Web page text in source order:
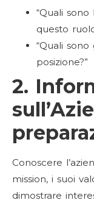
“Quali
questo
“Quali
posizione?”
2.
Conoscere
mission, i suoi
dimostrare